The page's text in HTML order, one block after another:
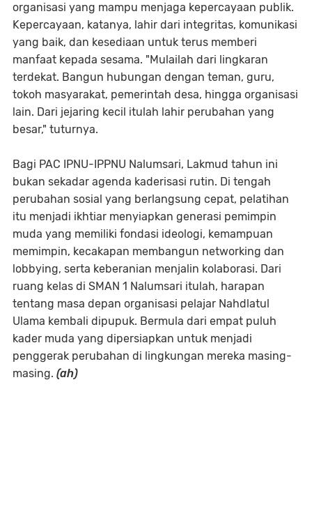
organisasi yang mampu menjaga kepercayaan publik.
Kepercayaan, katanya, lahir dari integritas, komunikasi
yang baik, dan kesediaan untuk terus memberi
manfaat kepada sesama. "Mulailah dari lingkaran
terdekat. Bangun hubungan dengan teman, guru,
tokoh masyarakat, pemerintah desa, hingga organisasi
lain. Dari jejaring kecil itulah lahir perubahan yang
besar," tuturnya.
Bagi PAC IPNU-IPPNU Nalumsari, Lakmud tahun ini
bukan sekadar agenda kaderisasi rutin. Di tengah
perubahan sosial yang berlangsung cepat, pelatihan
itu menjadi ikhtiar menyiapkan generasi pemimpin
muda yang memiliki fondasi ideologi, kemampuan
memimpin, kecakapan membangun networking dan
lobbying, serta keberanian menjalin kolaborasi. Dari
ruang kelas di SMAN 1 Nalumsari itulah, harapan
tentang masa depan organisasi pelajar Nahdlatul
Ulama kembali dipupuk. Bermula dari empat puluh
kader muda yang dipersiapkan untuk menjadi
penggerak perubahan di lingkungan mereka masing-
masing. (ah)